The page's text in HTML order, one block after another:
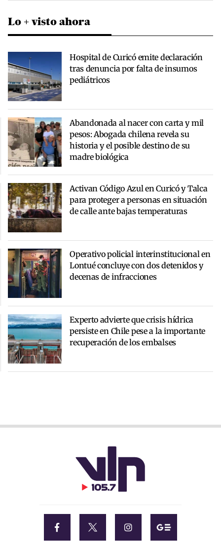
Lo + visto ahora
Hospital de Curicó emite declaración
tras denuncia por falta de insumos
pediátricos
Abandonada al nacer con carta y mil
pesos: Abogada chilena revela su
historia y el posible destino de su
madre biológica
Activan Código Azul en Curicó y Talca
para proteger a personas en situación
de calle ante bajas temperaturas
Operativo policial interinstitucional en
Lontué concluye con dos detenidos y
decenas de infracciones
Experto advierte que crisis hídrica
persiste en Chile pese a la importante
recuperación de los embalses